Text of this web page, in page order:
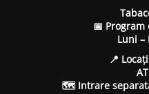
📅
Luni –
📍
🗺 Intrare